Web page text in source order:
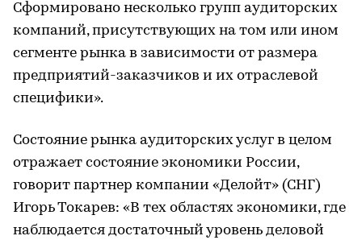
Сформировано несколько групп аудиторских
компаний, присутствующих на том или ином
сегменте рынка в зависимости от размера
предприятий-заказчиков и их отраслевой
специфики».
Состояние рынка аудиторских услуг в целом
отражает состояние экономики России,
говорит партнер компании «Делойт» (СНГ)
Игорь Токарев: «В тех областях экономики, где
наблюдается достаточный уровень деловой